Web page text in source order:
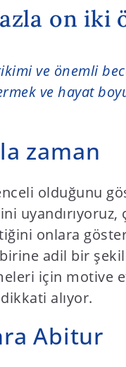
on iki
ve önemli
ve hayat
zaman
olduğunu
uyandırıyoruz,
onlara
adil bir
için motive
alıyor.
Abitur